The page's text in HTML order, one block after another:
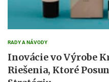
RADY A NÁVODY
Inovácie vo Výrobe
Riešenia, Ktoré